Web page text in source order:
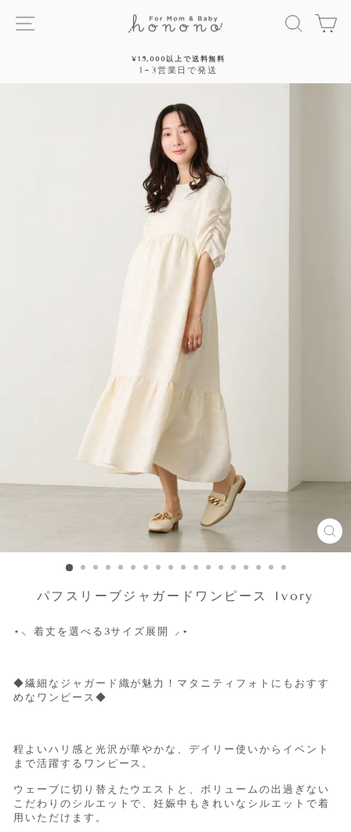
サイトナビゲーション 探す
停
¥15,000以上で送料無料
1~3営業日で発送
パフスリーブジャガードワンピース Ivory
⋆ ⸜ 着丈を選べる3サイズ展開 ⸝ ⋆
◆繊細なジャガード織が魅力！マタニティフォトにもおすす
めなワンピース◆
程よいハリ感と光沢が華やかな、デイリー使いからイベント
まで活躍するワンピース。
ウェーブに切り替えたウエストと、ボリュームの出過ぎない
こだわりのシルエットで、妊娠中もきれいなシルエットで着
用いただけます。